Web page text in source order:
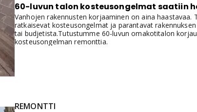
60-luvun talon kosteusongelmat saatiin
Vanhojen rakennusten korjaaminen on aina
ratkaisevat kosteusongelmat ja parantavat
tai budjetista.Tutustumme 60-luvun omakotitalon
kosteusongelman remonttia.
REMONTTI